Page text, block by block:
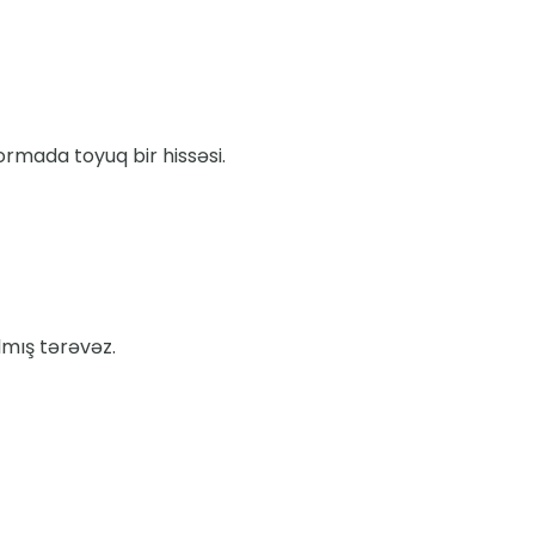
toyuq bir hissəsi.
tərəvəz.